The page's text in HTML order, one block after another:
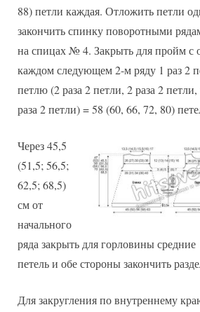
88) петли каждая. Отложить петли
закончить спинку поворотными
на спицах № 4. Закрыть для пройм с
каждом следующем 2-м ряду 1 раз 2
петлю (2 раза 2 петли, 2 раза 2
раза 2 петли) = 58 (60, 66, 72, 80)
Через 45,5
(51,5; 56,5;
62,5; 68,5)
см от
начального
ряда закрыть для горловины
петель и обе стороны закончить
Для закругления по внутреннему